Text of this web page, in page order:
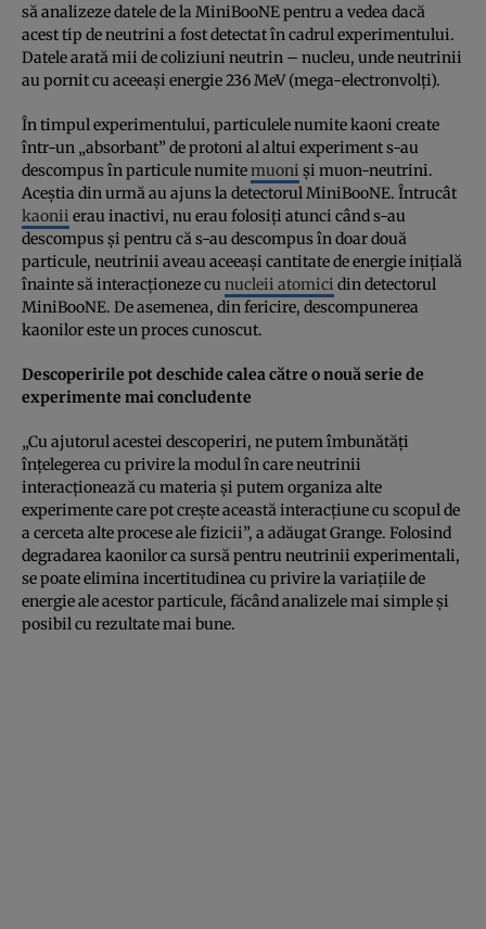
să analizeze datele de la MiniBooNE pentru a vedea dacă
acest tip de neutrini a fost detectat în cadrul experimentului.
Datele arată mii de coliziuni neutrin – nucleu, unde neutrinii
au pornit cu aceeaşi energie 236 MeV (mega-electronvolţi).
În timpul experimentului, particulele numite kaoni create
într-un „absorbant” de protoni al altui experiment s-au
descompus în particule numitemuoni şi muon-neutrini.
Aceştia din urmă au ajuns la detectorul MiniBooNE. Întrucât
kaonii erau inactivi, nu erau folosiţi atunci când s-au
descompus şi pentru că s-au descompus în doar două
particule, neutrinii aveau aceeaşi cantitate de energie iniţială
înainte să interacţioneze cu nucleii atomici din detectorul
MiniBooNE. De asemenea, din fericire, descompunerea
kaonilor este un proces cunoscut.
Descoperirile pot deschide calea către o nouă serie de
experimente mai concludente
„Cu ajutorul acestei descoperiri, ne putem îmbunătăţi
înţelegerea cu privire la modul în care neutrinii
interacţionează cu materia şi putem organiza alte
experimente care pot creşte această interacţiune cu scopul de
a cerceta alte procese ale fizicii”, a adăugat Grange. Folosind
degradarea kaonilor ca sursă pentru neutrinii experimentali,
se poate elimina incertitudinea cu privire la variaţiile de
energie ale acestor particule, făcând analizele mai simple şi
posibil cu rezultate mai bune.